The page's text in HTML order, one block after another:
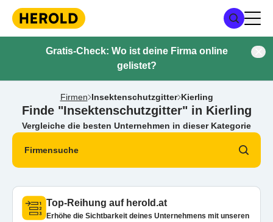
Gratis-Check: Wo ist deine Firma online
gelistet?
Firmen Insektenschutzgitter Kierling
Finde "Insektenschutzgitter" in Kierling
Vergleiche die besten Unternehmen in dieser Kategorie
Firmensuche
Top-Reihung auf herold.at
Erhöhe die Sichtbarkeit deines Unternehmens mit unseren